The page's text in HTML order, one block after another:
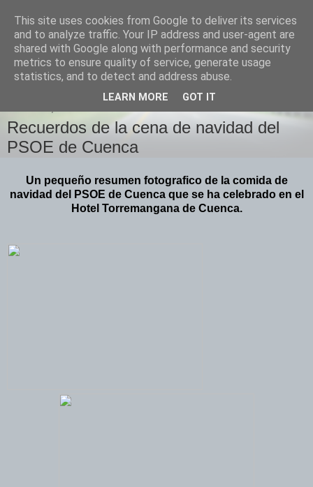
Izquierda Plural
Desde Cuenca para el mundo
Recuerdos de la cena de navidad del
PSOE de Cuenca
Un pequeño resumen fotografico de la comida de
navidad del PSOE de Cuenca que se ha celebrado en el
Hotel Torremangana de Cuenca.
This site uses cookies from Google to deliver its services
and to analyze traffic. Your IP address and user-agent are
shared with Google along with performance and security
metrics to ensure quality of service, generate usage
statistics, and to detect and address abuse.
LEARN MORE GOT IT